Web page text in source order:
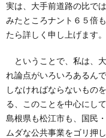
実は、大手前道路の比で
みたところナント６５倍
たら詳しく申し上げます。
ということで、私は、
れ論点がいろいろあるん
しなければならないもの
る、このことを中心にし
島根県も松江市も、国民
ムダな公共事業をゴリ押